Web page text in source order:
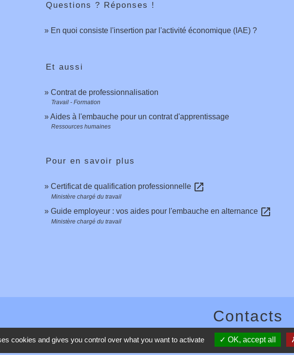
Questions ? Réponses !
En quoi consiste l'insertion par l'activité économique (IAE) ?
Et aussi
Contrat de professionnalisation
Travail - Formation
Aides à l'embauche pour un contrat d'apprentissage
Ressources humaines
Pour en savoir plus
Certificat de qualification professionnelle open_in_new
Ministère chargé du travail
Guide employeur : vos aides pour l'embauche en alternance open_in_new
Ministère chargé du travail
Contacts
Commune de Toussieux
346, Route du Morbier
cookies and gives you control over what you want to activate OK, accept all